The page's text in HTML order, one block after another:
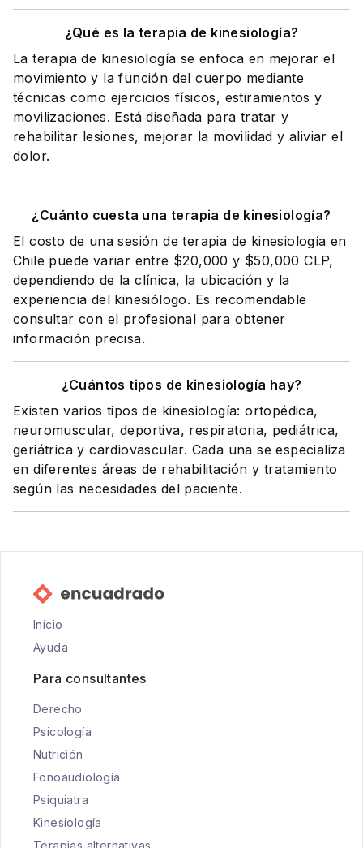
¿Qué es la terapia de kinesiología?
La terapia de kinesiología se enfoca en mejorar el
movimiento y la función del cuerpo mediante
técnicas como ejercicios físicos, estiramientos y
movilizaciones. Está diseñada para tratar y
rehabilitar lesiones, mejorar la movilidad y aliviar el
dolor.
¿Cuánto cuesta una terapia de kinesiología?
El costo de una sesión de terapia de kinesiología en
Chile puede variar entre $20,000 y $50,000 CLP,
dependiendo de la clínica, la ubicación y la
experiencia del kinesiólogo. Es recomendable
consultar con el profesional para obtener
información precisa.
¿Cuántos tipos de kinesiología hay?
Existen varios tipos de kinesiología: ortopédica,
neuromuscular, deportiva, respiratoria, pediátrica,
geriátrica y cardiovascular. Cada una se especializa
en diferentes áreas de rehabilitación y tratamiento
según las necesidades del paciente.
Inicio
Ayuda
Para consultantes
Derecho
Psicología
Nutrición
Fonoaudiología
Psiquiatra
Kinesiología
Terapias alternativas